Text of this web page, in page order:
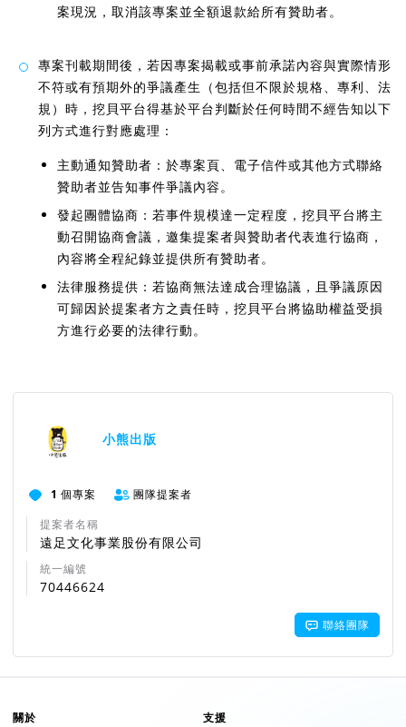
案現況，取消該專案並全額退款給所有贊助者。
專案刊載期間後，若因專案揭載或事前承諾內容與實際情形
不符或有預期外的爭議產生（包括但不限於規格、專利、法
規）時，挖貝平台得基於平台判斷於任何時間不經告知以下
列方式進行對應處理：
主動通知贊助者：於專案頁、電子信件或其他方式聯絡
贊助者並告知事件爭議內容。
發起團體協商：若事件規模達一定程度，挖貝平台將主
動召開協商會議，邀集提案者與贊助者代表進行協商，
內容將全程紀錄並提供所有贊助者。
法律服務提供：若協商無法達成合理協議，且爭議原因
可歸因於提案者方之責任時，挖貝平台將協助權益受損
方進行必要的法律行動。
小熊出版
1 個專案
團隊提案者
提案者名稱
遠足文化事業股份有限公司
統一編號
70446624
聯絡團隊
關於 支援